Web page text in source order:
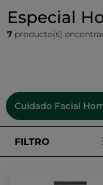
Especial
7 producto(s)
Cuidado Facial
FILTRO